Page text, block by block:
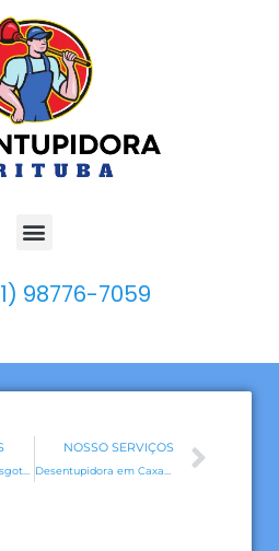
Menu
98776-7059
Desentupidora de esgoto na Vila Palmeira – SP
NOSSO SERVIÇOS
Desentupidora em Caxambu – Pirituba – SP: Atendimento de Excelência a um Chamado de Distância